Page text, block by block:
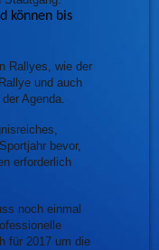
können bis
Rallyes, wie der
und auch
Agenda.
bevor,
erforderlich
noch einmal
für 2017 um die